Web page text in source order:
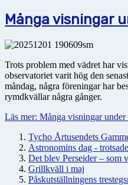
Många visningar
Trots problem med vädret har
observatoriet varit hög den
måndag, några föreningar har
rymdkvällar några gånger.
Läs mer: Många visningar under
Tycho Årtusendets
Astronomins dag -
Det blev Perseider – som
Grillkväll i maj
Påskutställningens